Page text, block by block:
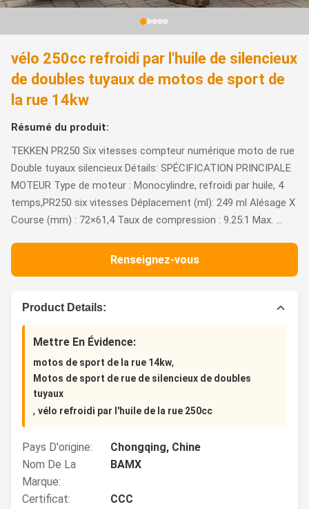
vélo 250cc refroidi par l'huile de silencieux
de doubles tuyaux de motos de sport de
la rue 14kw
Résumé du produit:
TEKKEN PR250 Six vitesses compteur numérique moto de rue
Double tuyaux silencieux Détails: SPÉCIFICATION PRINCIPALE
MOTEUR Type de moteur : Monocylindre, refroidi par huile, 4
temps,PR250 six vitesses Déplacement (ml): 249 ml Alésage X
Course (mm) : 72×61,4 Taux de compression : 9.25:1 Max. ...
Renseignez-vous
Product Details:
Mettre En Évidence:
motos de sport de la rue 14kw,
Motos de sport de rue de silencieux de doubles
tuyaux
, vélo refroidi par l'huile de la rue 250cc
Pays D'origine:
Chongqing, Chine
Nom De La
Marque:
BAMX
Certificat:
CCC